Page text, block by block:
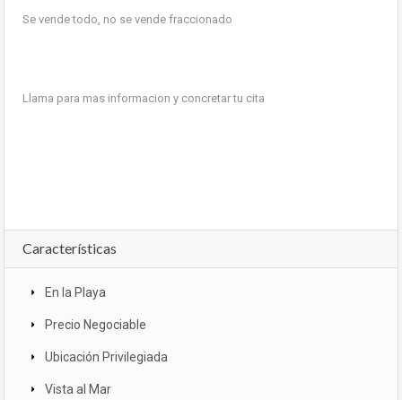
Se vende todo, no se vende fraccionado
Llama para mas informacion y concretar tu cita
Características
En la Playa
Precio Negociable
Ubicación Privilegiada
Vista al Mar